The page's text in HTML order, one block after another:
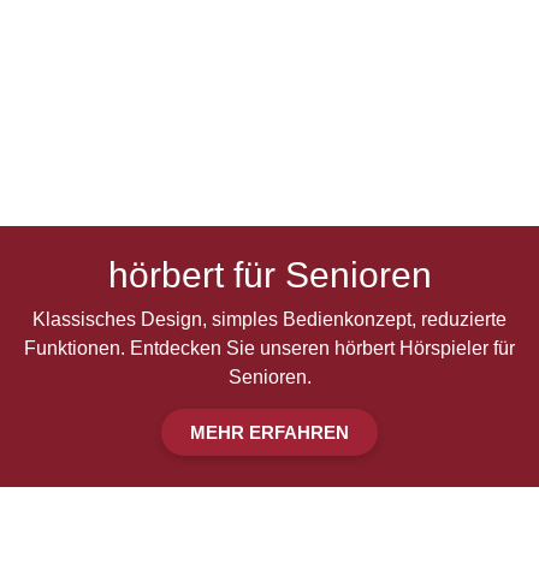
hörbert für Senioren
Klassisches Design, simples Bedienkonzept, reduzierte
Funktionen. Entdecken Sie unseren hörbert Hörspieler für
Senioren.
MEHR ERFAHREN